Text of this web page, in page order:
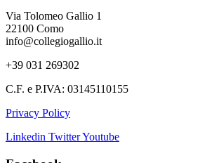
Via Tolomeo Gallio 1
22100 Como
info@collegiogallio.it
+39 031 269302
C.F. e P.IVA: 03145110155
Privacy Policy
Linkedin TwitterYoutube